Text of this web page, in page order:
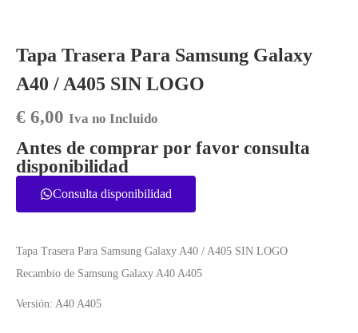
Tapa Trasera Para Samsung Galaxy
A40 / A405 SIN LOGO
€ 6,00 Iva no Incluido
Antes de comprar por favor consulta
disponibilidad
Consulta disponibilidad
Tapa Trasera Para Samsung Galaxy A40 / A405 SIN LOGO
Recambio de Samsung Galaxy A40 A405
Versión: A40 A405